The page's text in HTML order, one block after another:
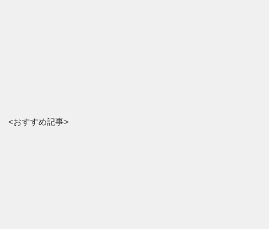
<おすすめ記事>